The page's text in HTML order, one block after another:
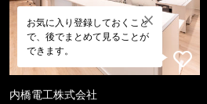
お気に入り登録しておくこと
で、後でまとめて見ることが
できます。
内橋電工株式会社